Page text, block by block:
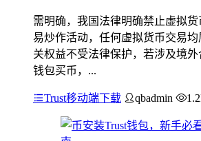
需明确，我国法律明确禁止虚拟
易炒作活动，任何虚拟货币交易
关权益不受法律保护，若涉及境外
钱包买币，...
Trust移动端下载 qbadmin